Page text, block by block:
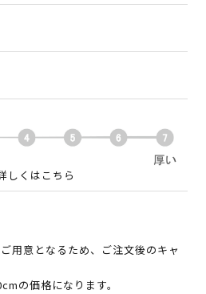
しくはこちら
用意となるため、ご注文後のキャ
の価格になります。